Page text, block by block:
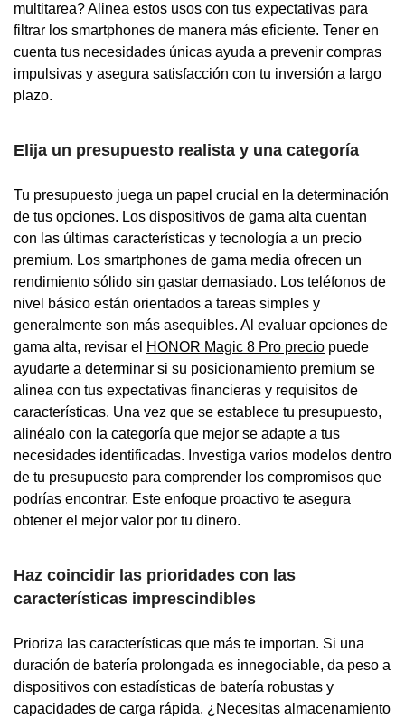
multitarea? Alinea estos usos con tus expectativas para
filtrar los smartphones de manera más eficiente. Tener en
cuenta tus necesidades únicas ayuda a prevenir compras
impulsivas y asegura satisfacción con tu inversión a largo
plazo.
Elija un presupuesto realista y una categoría
Tu presupuesto juega un papel crucial en la determinación
de tus opciones. Los dispositivos de gama alta cuentan
con las últimas características y tecnología a un precio
premium. Los smartphones de gama media ofrecen un
rendimiento sólido sin gastar demasiado. Los teléfonos de
nivel básico están orientados a tareas simples y
generalmente son más asequibles. Al evaluar opciones de
gama alta, revisar el HONOR Magic 8 Pro precio puede
ayudarte a determinar si su posicionamiento premium se
alinea con tus expectativas financieras y requisitos de
características. Una vez que se establece tu presupuesto,
alinéalo con la categoría que mejor se adapte a tus
necesidades identificadas. Investiga varios modelos dentro
de tu presupuesto para comprender los compromisos que
podrías encontrar. Este enfoque proactivo te asegura
obtener el mejor valor por tu dinero.
Haz coincidir las prioridades con las
características imprescindibles
Prioriza las características que más te importan. Si una
duración de batería prolongada es innegociable, da peso a
dispositivos con estadísticas de batería robustas y
capacidades de carga rápida. ¿Necesitas almacenamiento